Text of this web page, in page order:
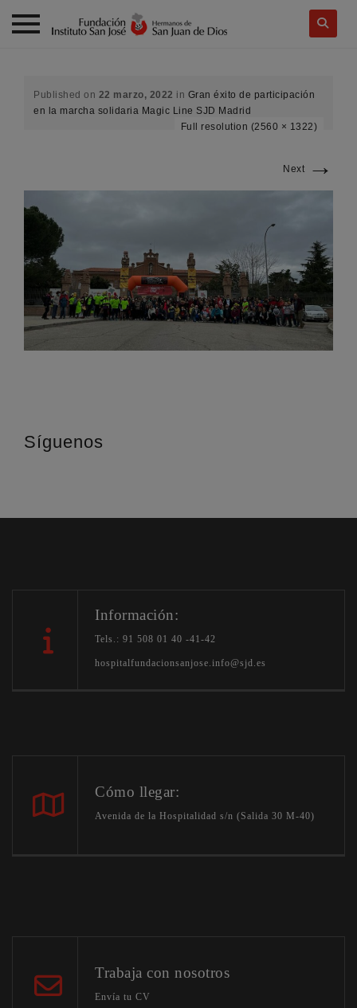
Published on 22 marzo, 2022 in Gran éxito de participación
en la marcha solidaria Magic Line SJD Madrid
Full resolution (2560 × 1322)
Next →
Síguenos
Información:
Tels.: 91 508 01 40 -41-42
hospitalfundacionsanjose.info@sjd.es
Cómo llegar:
Avenida de la Hospitalidad s/n (Salida 30 M-40)
Trabaja con nosotros
Envía tu CV